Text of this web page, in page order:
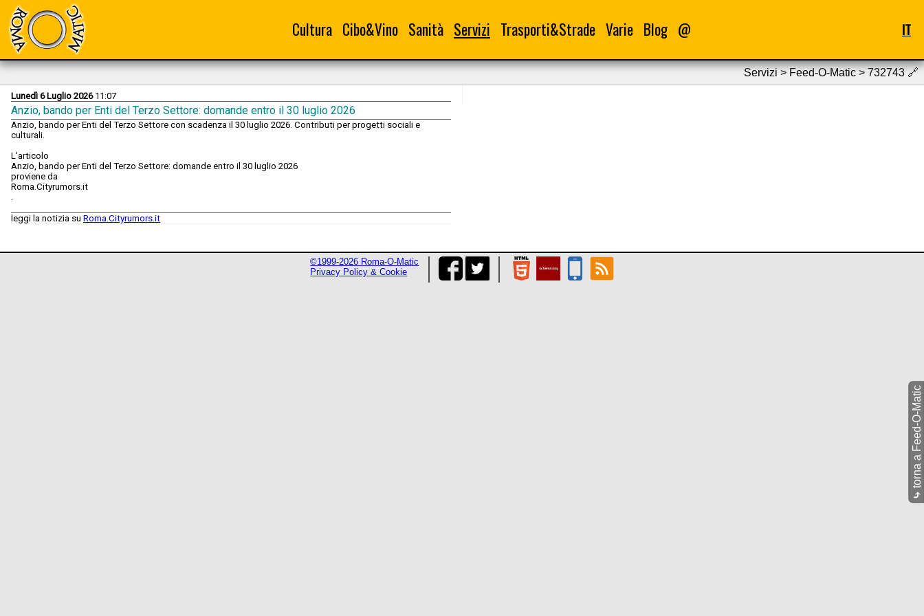
Cultura Cibo&Vino Sanità Servizi Trasporti&Strade Varie Blog @ IT
Servizi > Feed-O-Matic > 732743 🔗
Lunedì 6 Luglio 202611:07
Anzio, bando per Enti del Terzo Settore: domande entro il 30 luglio 2026
Anzio, bando per Enti del Terzo Settore con scadenza il 30 luglio 2026. Contributi per progetti sociali e
culturali.
L'articolo
Anzio, bando per Enti del Terzo Settore: domande entro il 30 luglio 2026
proviene da
Roma.Cityrumors.it
.
leggi la notizia su Roma.Cityrumors.it
⤷
torna a Feed-O-Matic
©1999-2026 Roma-O-Matic
Privacy Policy & Cookie